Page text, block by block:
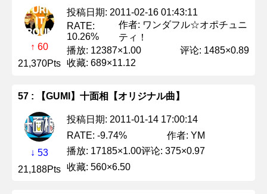
↑ 60
21,370Pts
投稿日期: 2011-02-16 01:43:11
RATE:
10.26%
作者: ワンダフル☆オポチュニ
ティ！
播放: 12387×1.00
评论: 1485×0.89
收藏: 689×11.12
57 : 【GUMI】十面相【オリジナル曲】
↓ 53
21,188Pts
投稿日期: 2011-01-14 17:00:14
RATE: -9.74%
作者: YM
播放: 17185×1.00评论: 375×0.97
收藏: 560×6.50